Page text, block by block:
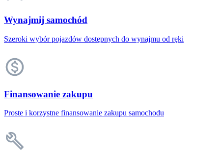
Wynajmij samochód
Szeroki wybór pojazdów dostępnych do wynajmu od ręki
Finansowanie zakupu
Proste i korzystne finansowanie zakupu samochodu